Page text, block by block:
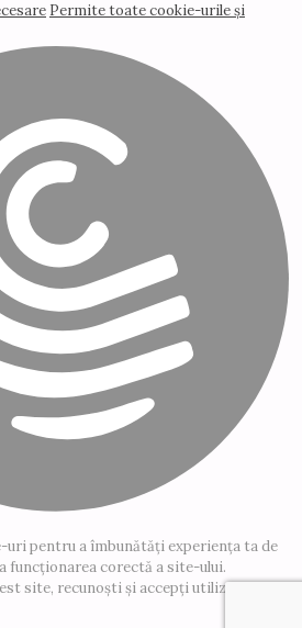
Permite toate cookie-urile și
pentru a îmbunătăți experiența ta de
funcționarea corectă a site-ului.
site, recunoști și accepți utilizarea